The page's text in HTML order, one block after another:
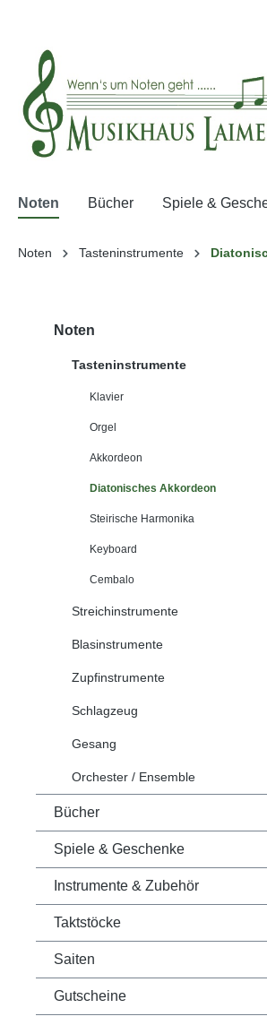
Noten Bücher Spiele &
Noten Tasteninstrumente
Noten
Tasteninstrumente
Klavier
Orgel
Akkordeon
Diatonisches Akkordeon
Steirische Harmonika
Keyboard
Cembalo
Streichinstrumente
Blasinstrumente
Zupfinstrumente
Schlagzeug
Gesang
Orchester / Ensemble
Bücher
Spiele & Geschenke
Instrumente & Zubehör
Taktstöcke
Saiten
Gutscheine